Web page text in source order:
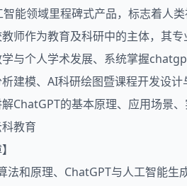
能领域里程碑式产品，标志着人
师作为教育及科研中的主体，其
与个人学术发展、系统掌握
建模、AI科研绘图暨课程开发设
ChatGPT的基本原理、应用场景
教育
法和原理、ChatGPT与人工智能生